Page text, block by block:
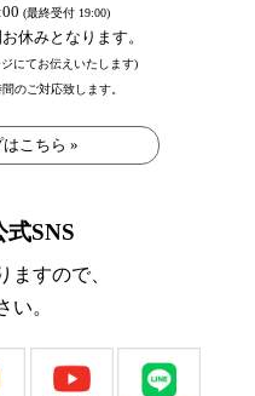
(最終受付 19:00)
休みとなります。
にてお伝えいたします)
のご対応致します。
こちら »
式SNS
ますので、
い。